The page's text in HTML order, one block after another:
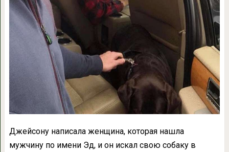
Джейсону написала женщина, которая нашла
мужчину по имени Эд, и он искал свою собаку в